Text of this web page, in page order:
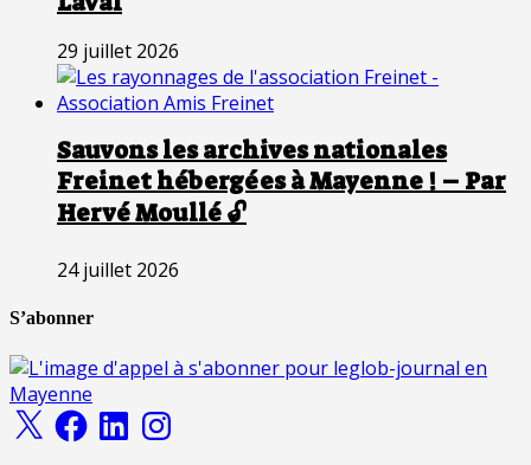
29 juillet 2026
Sauvons les archives nationales
Freinet hébergées à Mayenne ! – Par
Hervé Moullé 🔓
24 juillet 2026
S’abonner
X FacebookLinkedInInstagram